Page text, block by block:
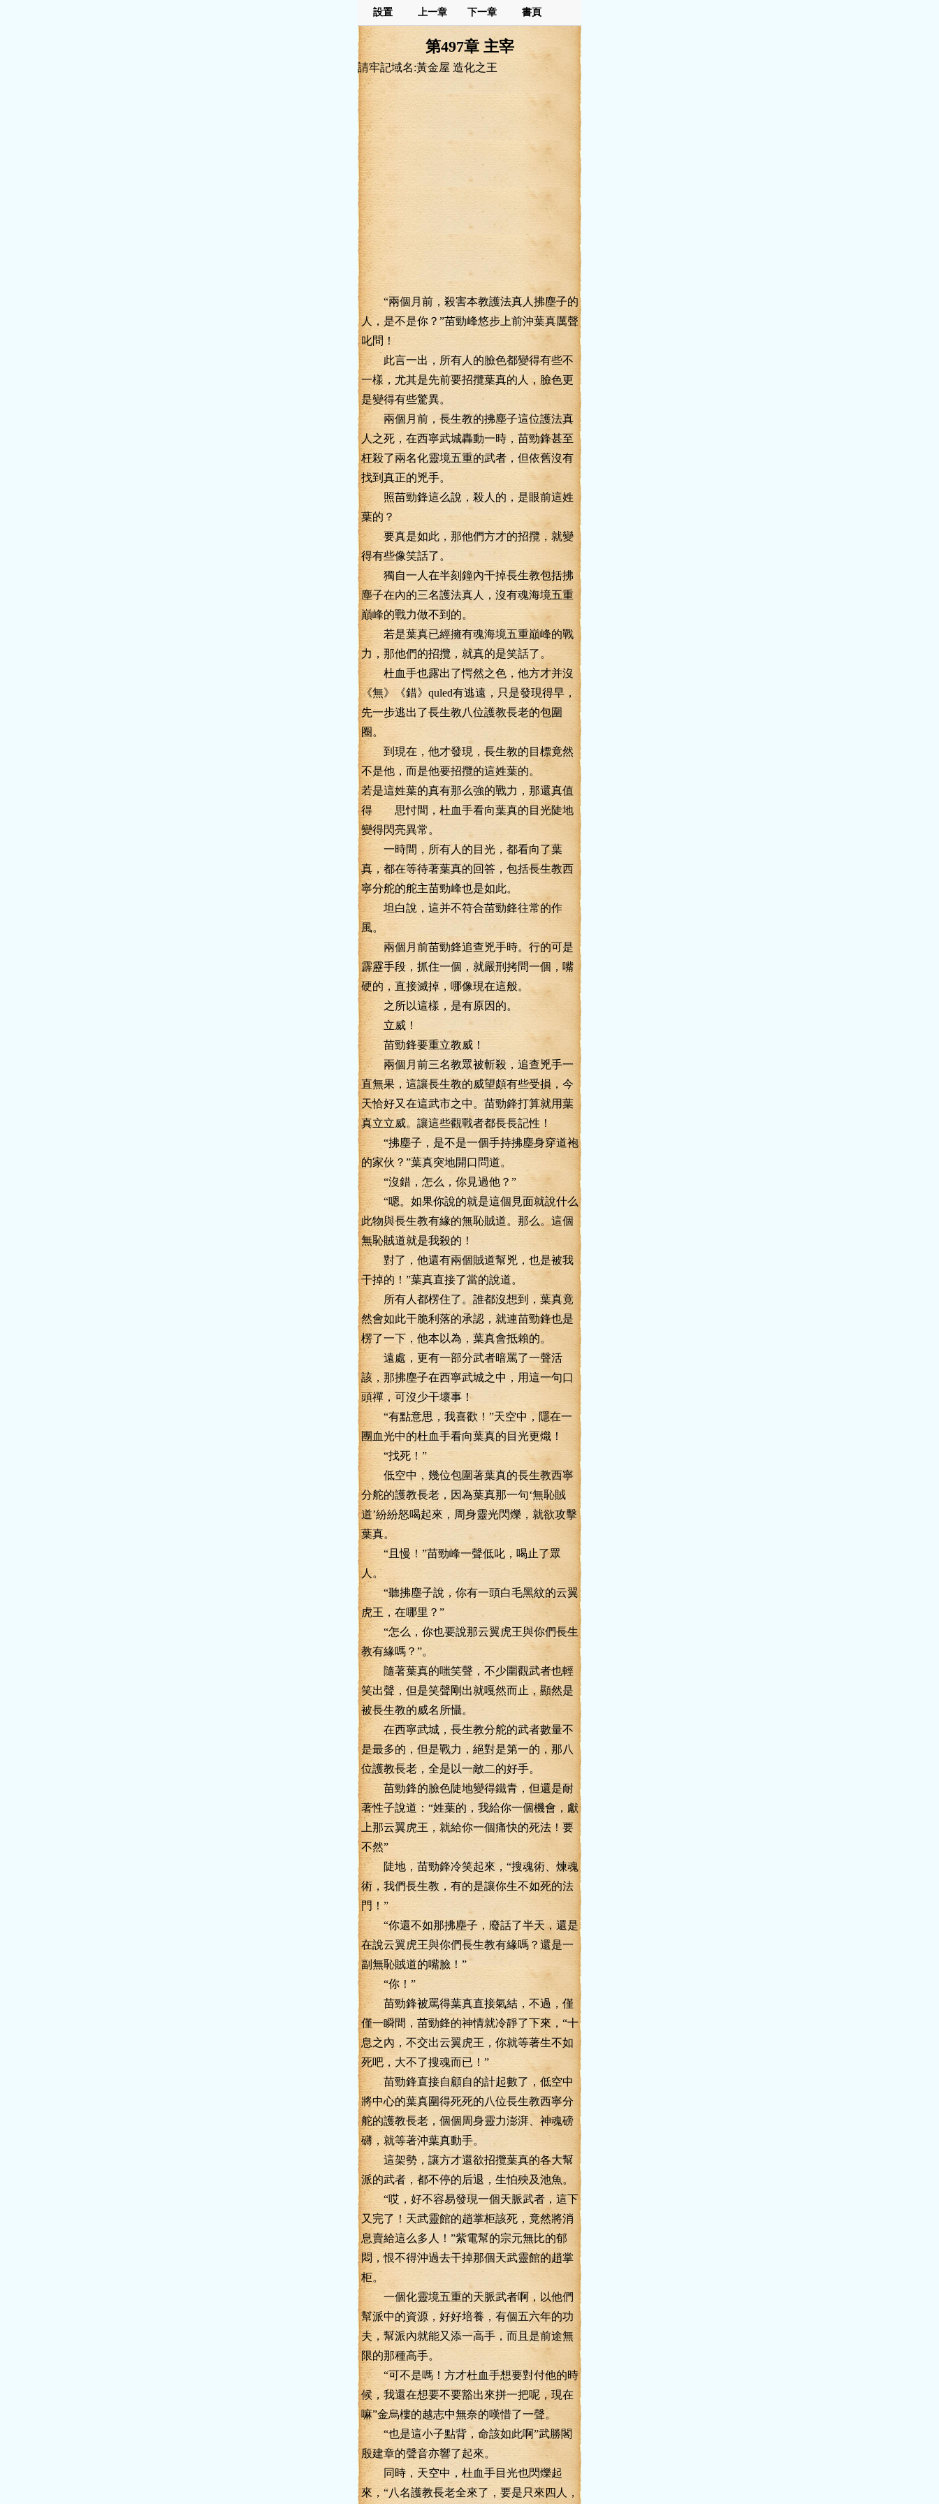
設置 上一章 下一章 書頁
第497章 主宰
請牢記域名:黃金屋 造化之王
“兩個月前，殺害本教護法真人拂塵子的
人，是不是你？”苗勁峰悠步上前沖葉真厲聲
叱問！
此言一出，所有人的臉色都變得有些不
一樣，尤其是先前要招攬葉真的人，臉色更
是變得有些驚異。
兩個月前，長生教的拂塵子這位護法真
人之死，在西寧武城轟動一時，苗勁鋒甚至
枉殺了兩名化靈境五重的武者，但依舊沒有
找到真正的兇手。
照苗勁鋒這么說，殺人的，是眼前這姓
葉的？
要真是如此，那他們方才的招攬，就變
得有些像笑話了。
獨自一人在半刻鐘內干掉長生教包括拂
塵子在內的三名護法真人，沒有魂海境五重
巔峰的戰力做不到的。
若是葉真已經擁有魂海境五重巔峰的戰
力，那他們的招攬，就真的是笑話了。
杜血手也露出了愕然之色，他方才并沒
《無》《錯》quled有逃遠，只是發現得早，
先一步逃出了長生教八位護教長老的包圍
圈。
到現在，他才發現，長生教的目標竟然
不是他，而是他要招攬的這姓葉的。
若是這姓葉的真有那么強的戰力，那還真值
得 思忖間，杜血手看向葉真的目光陡地
變得閃亮異常。
一時間，所有人的目光，都看向了葉
真，都在等待著葉真的回答，包括長生教西
寧分舵的舵主苗勁峰也是如此。
坦白說，這并不符合苗勁鋒往常的作
風。
兩個月前苗勁鋒追查兇手時。行的可是
霹靂手段，抓住一個，就嚴刑拷問一個，嘴
硬的，直接滅掉，哪像現在這般。
之所以這樣，是有原因的。
立威！
苗勁鋒要重立教威！
兩個月前三名教眾被斬殺，追查兇手一
直無果，這讓長生教的威望頗有些受損，今
天恰好又在這武市之中。苗勁鋒打算就用葉
真立立威。讓這些觀戰者都長長記性！
“拂塵子，是不是一個手持拂塵身穿道袍
的家伙？”葉真突地開口問道。
“沒錯，怎么，你見過他？”
“嗯。如果你說的就是這個見面就說什么
此物與長生教有緣的無恥賊道。那么。這個
無恥賊道就是我殺的！
對了，他還有兩個賊道幫兇，也是被我
干掉的！”葉真直接了當的說道。
所有人都楞住了。誰都沒想到，葉真竟
然會如此干脆利落的承認，就連苗勁鋒也是
楞了一下，他本以為，葉真會抵賴的。
遠處，更有一部分武者暗罵了一聲活
該，那拂塵子在西寧武城之中，用這一句口
頭禪，可沒少干壞事！
“有點意思，我喜歡！”天空中，隱在一
團血光中的杜血手看向葉真的目光更熾！
“找死！”
低空中，幾位包圍著葉真的長生教西寧
分舵的護教長老，因為葉真那一句‘無恥賊
道’紛紛怒喝起來，周身靈光閃爍，就欲攻擊
葉真。
“且慢！”苗勁峰一聲低叱，喝止了眾
人。
“聽拂塵子說，你有一頭白毛黑紋的云翼
虎王，在哪里？”
“怎么，你也要說那云翼虎王與你們長生
教有緣嗎？”。
隨著葉真的嗤笑聲，不少圍觀武者也輕
笑出聲，但是笑聲剛出就嘎然而止，顯然是
被長生教的威名所懾。
在西寧武城，長生教分舵的武者數量不
是最多的，但是戰力，絕對是第一的，那八
位護教長老，全是以一敵二的好手。
苗勁鋒的臉色陡地變得鐵青，但還是耐
著性子說道：“姓葉的，我給你一個機會，獻
上那云翼虎王，就給你一個痛快的死法！要
不然”
陡地，苗勁鋒冷笑起來，“搜魂術、煉魂
術，我們長生教，有的是讓你生不如死的法
門！”
“你還不如那拂塵子，廢話了半天，還是
在說云翼虎王與你們長生教有緣嗎？還是一
副無恥賊道的嘴臉！”
“你！”
苗勁鋒被罵得葉真直接氣結，不過，僅
僅一瞬間，苗勁鋒的神情就冷靜了下來，“十
息之內，不交出云翼虎王，你就等著生不如
死吧，大不了搜魂而已！”
苗勁鋒直接自顧自的計起數了，低空中
將中心的葉真圍得死死的八位長生教西寧分
舵的護教長老，個個周身靈力澎湃、神魂磅
礴，就等著沖葉真動手。
這架勢，讓方才還欲招攬葉真的各大幫
派的武者，都不停的后退，生怕殃及池魚。
“哎，好不容易發現一個天脈武者，這下
又完了！天武靈館的趙掌柜該死，竟然將消
息賣給這么多人！”紫電幫的宗元無比的郁
悶，恨不得沖過去干掉那個天武靈館的趙掌
柜。
一個化靈境五重的天脈武者啊，以他們
幫派中的資源，好好培養，有個五六年的功
夫，幫派內就能又添一高手，而且是前途無
限的那種高手。
“可不是嗎！方才杜血手想要對付他的時
候，我還在想要不要豁出來拼一把呢，現在
嘛”金烏樓的越志中無奈的嘆惜了一聲。
“也是這小子點背，命該如此啊”武勝閣
殷建章的聲音亦響了起來。
同時，天空中，杜血手目光也閃爍起
來，“八名護教長老全來了，要是只來四人，